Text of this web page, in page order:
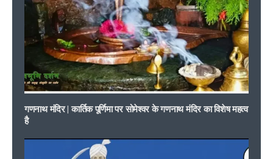
गणनाथ मंदिर | कार्तिक पूर्णिमा पर सोमेश्वर के गणनाथ मंदिर का विशेष महत्व
है